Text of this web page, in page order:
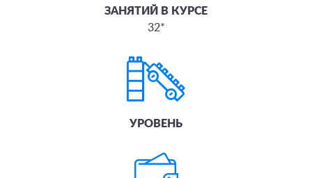
ЗАНЯТИЙ В КУРСЕ
32*
УРОВЕНЬ